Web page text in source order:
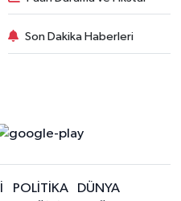
Son Dakika Haberleri
POLİTİKA
DÜNYA